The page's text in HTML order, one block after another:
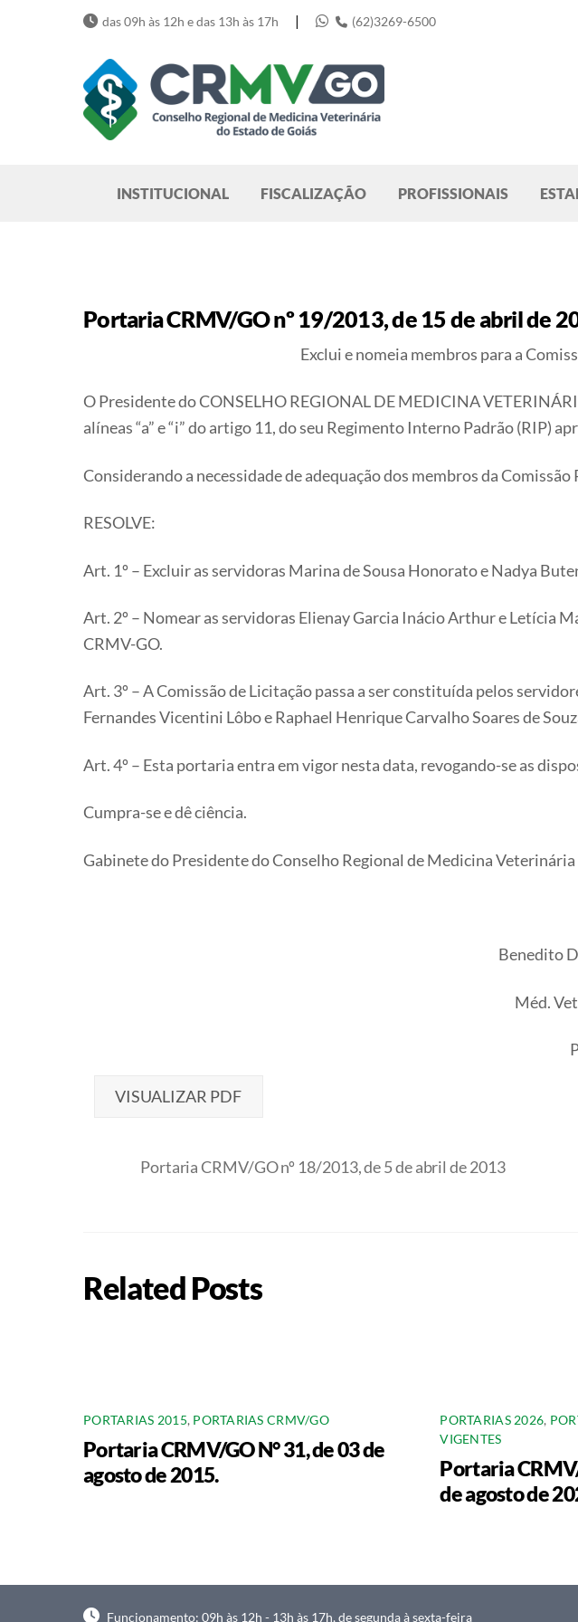
das 09h às 12h e das 13h às 17h | (62)3269-6500
INSTITUCIONAL FISCALIZAÇÃO PROFISSIONAIS
Portaria CRMV/GO nº 19/2013, de 15 de abril de
Exclui e nomeia membros para a
O Presidente do CONSELHO REGIONAL DE MEDICINA
alíneas “a” e “i” do artigo 11, do seu Regimento Interno Padrão (RIP)
Considerando a necessidade de adequação dos membros da
RESOLVE:
Art. 1º – Excluir as servidoras Marina de Sousa Honorato e Nadya
Art. 2º – Nomear as servidoras Elienay Garcia Inácio Arthur e Letícia
CRMV-GO.
Art. 3º – A Comissão de Licitação passa a ser constituída pelos
Fernandes Vicentini Lôbo e Raphael Henrique Carvalho Soares de
Art. 4º – Esta portaria entra em vigor nesta data, revogando-se as
Cumpra-se e dê ciência.
Gabinete do Presidente do Conselho Regional de Medicina
Benedito
Méd.
VISUALIZAR PDF
Portaria CRMV/GO nº 18/2013, de 5 de abril de 2013
Related Posts
PORTARIAS 2015, PORTARIAS CRMV/GO
Portaria CRMV/GO N° 31, de 03 de
agosto de 2015.
PORTARIAS 2026,
VIGENTES
Portaria
de agosto de
Funcionamento: 09h às 12h - 13h às 17h, de segunda à sexta-feira